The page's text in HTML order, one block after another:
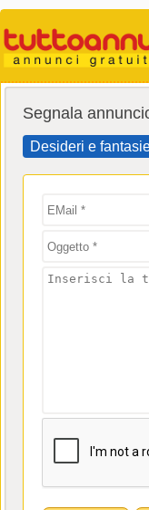
Segnala
Desideri e